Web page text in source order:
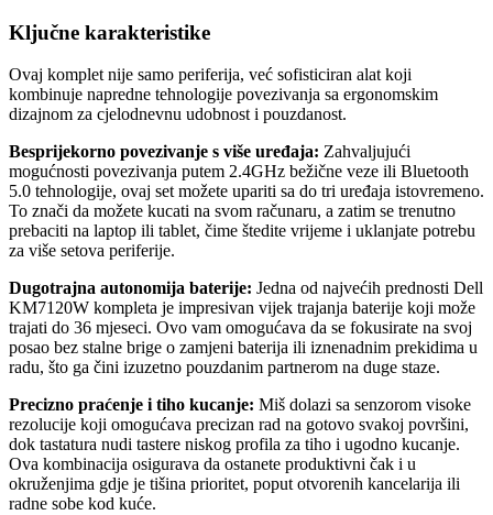
Ključne karakteristike
Ovaj komplet nije samo periferija, već sofisticiran alat koji
kombinuje napredne tehnologije povezivanja sa ergonomskim
dizajnom za cjelodnevnu udobnost i pouzdanost.
Besprijekorno povezivanje s više uređaja: Zahvaljujući
mogućnosti povezivanja putem 2.4GHz bežične veze ili Bluetooth
5.0 tehnologije, ovaj set možete upariti sa do tri uređaja istovremeno.
To znači da možete kucati na svom računaru, a zatim se trenutno
prebaciti na laptop ili tablet, čime štedite vrijeme i uklanjate potrebu
za više setova periferije.
Dugotrajna autonomija baterije: Jedna od najvećih prednosti Dell
KM7120W kompleta je impresivan vijek trajanja baterije koji može
trajati do 36 mjeseci. Ovo vam omogućava da se fokusirate na svoj
posao bez stalne brige o zamjeni baterija ili iznenadnim prekidima u
radu, što ga čini izuzetno pouzdanim partnerom na duge staze.
Precizno praćenje i tiho kucanje: Miš dolazi sa senzorom visoke
rezolucije koji omogućava precizan rad na gotovo svakoj površini,
dok tastatura nudi tastere niskog profila za tiho i ugodno kucanje.
Ova kombinacija osigurava da ostanete produktivni čak i u
okruženjima gdje je tišina prioritet, poput otvorenih kancelarija ili
radne sobe kod kuće.